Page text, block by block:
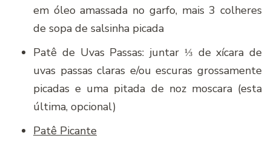
em óleo amassada no garfo, mais 3 colheres
de sopa de salsinha picada
Patê de Uvas Passas: juntar ⅓ de xícara de
uvas passas claras e/ou escuras grossamente
picadas e uma pitada de noz moscara (esta
última, opcional)
Patê Picante